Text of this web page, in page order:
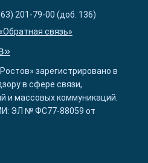
201-79-00 (доб. 136)
«Обратная связь»
зарегистрировано в
в сфере связи,
и массовых коммуникаций.
ЭЛ № ФС77-88059 от